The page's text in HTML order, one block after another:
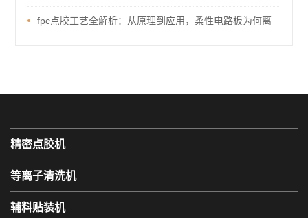
fpc点胶工艺全解析：从原理到应用，柔性电路板为何离
精密点胶机
等离子清洗机
辅料贴装机